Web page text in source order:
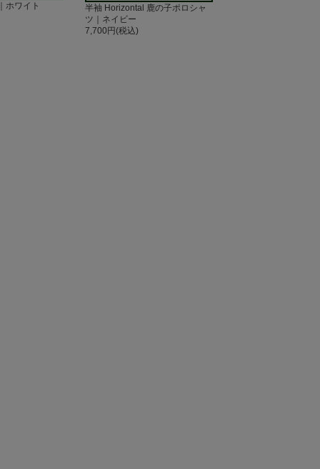
ホワイト
半袖 Horizontal 鹿の子ポロシャ
ツ｜ネイビー
7,700円(税込)